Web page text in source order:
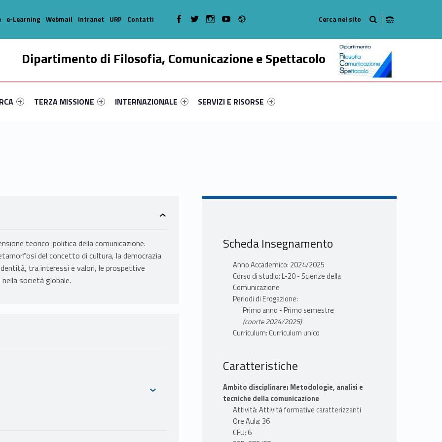
Dipartimento di Filosofia, Comunicazione e Spettacolo
primary-16217-16
#link-menu-primary-95791-35
Link identifier #link-menu-primary-60-46
TERZA MISSIONE
Link identifier #link-menu-primary-66600-52
INTERNAZIONALE
Link identifier #link-menu-primary-19721-63
SERVIZI E RISORSE
e-Learning Webmail Intranet URP Contatti WebMan on Facebook
WebMan on TwitterWebMan on Instagram
WebMan on Youtube
teorico-politica della comunicazione.
del concetto di cultura, la democrazia
tra interessi e valori, le prospettive
società globale.
Scheda Insegnamento
Anno Accademico: 2024/2025
Corso di studio: L-20 - Scienze della
Comunicazione
Periodi di Erogazione:
Primo anno - Primo semestre
(coorte 2024/2025)
Curriculum: Curriculum unico
Caratteristiche
Ambito disciplinare: Metodologie, analisi e
tecniche della comunicazione
Attività: Attività formative caratterizzanti
Ore Aula: 36
CFU: 6